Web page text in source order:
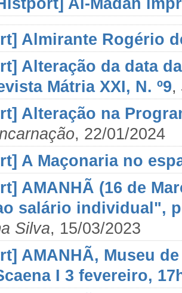
Al-Madan
Almirante Rogério
Alteração da data
Mátria XXI, N. º9,
Alteração na
, 22/01/2024
A Maçonaria no
AMANHÃ (16 de
salário individual",
Silva, 15/03/2023
AMANHÃ, Museu
I 3 fevereiro,